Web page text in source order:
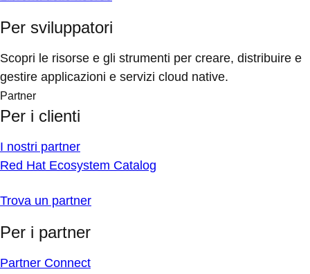
Per sviluppatori
Scopri le risorse e gli strumenti per creare, distribuire e
gestire applicazioni e servizi cloud native.
Partner
Per i clienti
I nostri partner
Red Hat Ecosystem Catalog
Trova un partner
Per i partner
Partner Connect